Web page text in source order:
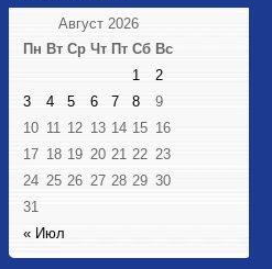
Август 2026
Пн Вт Ср Чт Пт Сб Вс
« Июл
1
2
3
4 5 6 7 8
9
10 11 12 13 14 15 16
17 18 19 20 21 22 23
24 25 26 27 28 29 30
31